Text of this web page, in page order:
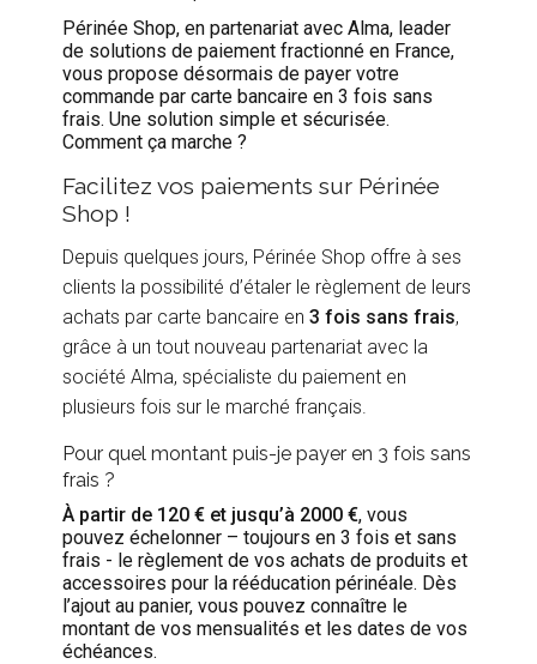
Périnée Shop, en partenariat avec Alma, leader
de solutions de paiement fractionné en France,
vous propose désormais de payer votre
commande par carte bancaire en 3 fois sans
frais. Une solution simple et sécurisée.
Comment ça marche ?
Facilitez vos paiements sur Périnée
Shop !
Depuis quelques jours, Périnée Shop offre à ses
clients la possibilité d’étaler le règlement de leurs
achats par carte bancaire en3 fois sans frais,
grâce à un tout nouveau partenariat avec la
société Alma, spécialiste du paiement en
plusieurs fois sur le marché français.
Pour quel montant puis-je payer en 3 fois sans
frais ?
À partir de 120 € et jusqu’à 2000, vous
pouvez échelonner – toujours en 3 fois et sans
frais - le règlement de vos achats de produits et
accessoires pour la rééducation périnéale. Dès
l’ajout au panier, vous pouvez connaître le
montant de vos mensualités et les dates de vos
échéances.